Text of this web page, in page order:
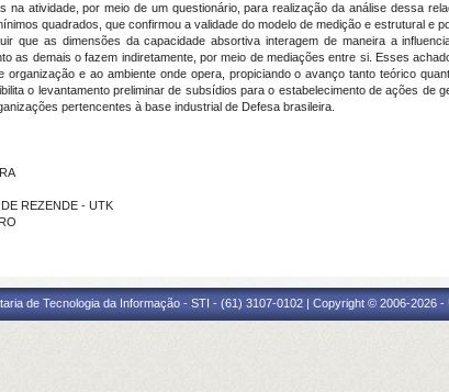
na atividade, por meio de um questionário, para realização da análise dessa
quadrados, que confirmou a validade do modelo de medição e estrutural e
que as dimensões da capacidade absortiva interagem de maneira a
as demais o fazem indiretamente, por meio de mediações entre si. Esses
e ao ambiente onde opera, propiciando o avanço tanto teórico
o levantamento preliminar de subsídios para o estabelecimento de ações de
pertencentes à base industrial de Defesa brasileira.
REZENDE - UTK
de Tecnologia da Informação - STI - (61) 3107-0102 | Copyright © 2006-2026